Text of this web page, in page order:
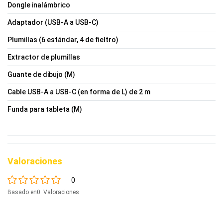
Dongle inalámbrico
Adaptador (USB-A a USB-C)
Plumillas (6 estándar, 4 de fieltro)
Extractor de plumillas
Guante de dibujo (M)
Cable USB-A a USB-C (en forma de L) de 2 m
Funda para tableta (M)
Valoraciones
0
Basado en0 Valoraciones